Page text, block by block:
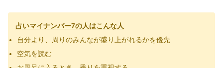
占いマイナンバー7の人はこんな人
自分より、周りのみんなが盛り上がれるかを優先
空気を読む